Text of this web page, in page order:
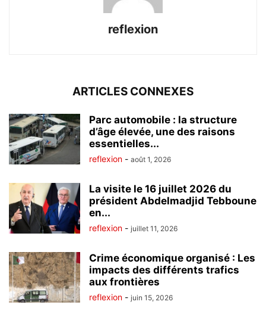
reflexion
ARTICLES CONNEXES
Parc automobile : la structure
d’âge élevée, une des raisons
essentielles...
reflexion - août 1, 2026
La visite le 16 juillet 2026 du
président Abdelmadjid Tebboune
en...
reflexion - juillet 11, 2026
Crime économique organisé : Les
impacts des différents trafics
aux frontières
reflexion - juin 15, 2026